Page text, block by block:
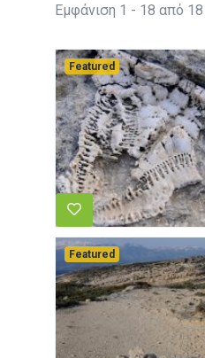
Εμφάνιση 1 - 18 από 18
Featured
Featured